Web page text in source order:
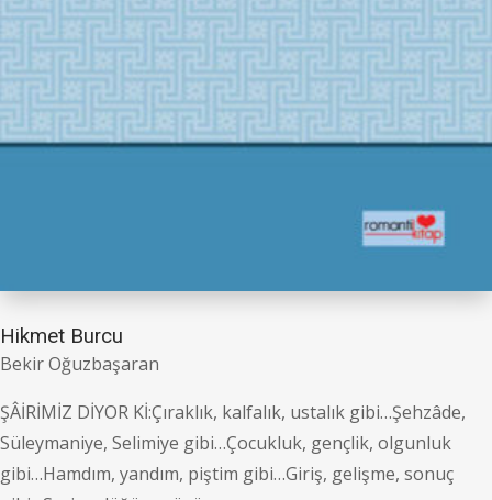
Hikmet Burcu
Bekir Oğuzbaşaran
ŞÂİRİMİZ DİYOR Kİ:Çıraklık, kalfalık, ustalık gibi…Şehzâde,
Süleymaniye, Selimiye gibi…Çocukluk, gençlik, olgunluk
gibi…Hamdım, yandım, piştim gibi…Giriş, gelişme, sonuç